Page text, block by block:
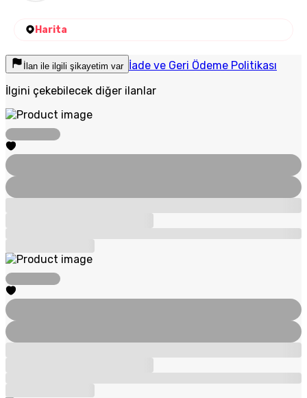
Harita
İlan ile ilgili şikayetim var İade ve Geri Ödeme Politikası
İlgini çekebilecek diğer ilanlar